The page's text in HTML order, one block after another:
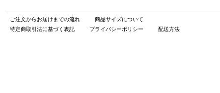
ご注文からお届けまでの流れ
商品サイズについて
特定商取引法に基づく表記
プライバシーポリシー 配送方法